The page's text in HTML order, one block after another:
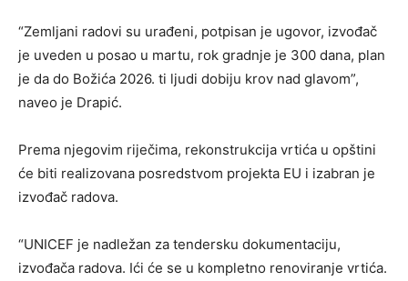
“Zemljani radovi su urađeni, potpisan je ugovor, izvođač
je uveden u posao u martu, rok gradnje je 300 dana, plan
je da do Božića 2026. ti ljudi dobiju krov nad glavom”,
naveo je Drapić.
Prema njegovim riječima, rekonstrukcija vrtića u opštini
će biti realizovana posredstvom projekta EU i izabran je
izvođač radova.
“UNICEF je nadležan za tendersku dokumentaciju,
izvođača radova. Ići će se u kompletno renoviranje vrtića.